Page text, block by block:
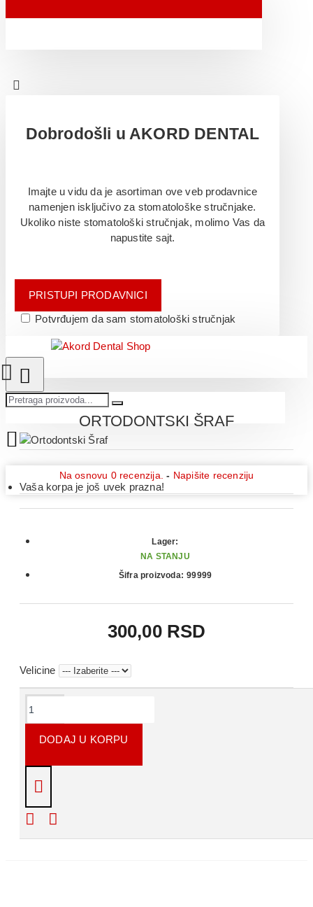
Dobrodošli u AKORD DENTAL
Imajte u vidu da je asortiman ove veb prodavnice
namenjen isključivo za stomatološke stručnjake.
Ukoliko niste stomatološki stručnjak, molimo Vas da
napustite sajt.
PRISTUPI PRODAVNICI
Potvrđujem da sam stomatološki stručnjak
Vaša korpa je još uvek prazna!
ORTODONTSKI ŠRAF
Na osnovu 0 recenzija. - Napišite recenziju
300,00 RSD
Lager:
NA STANJU
Šifra proizvoda: 99999
Velicine
DODAJ U KORPU
Napišite recenziju
Molimo Vas
napisali recenziju.